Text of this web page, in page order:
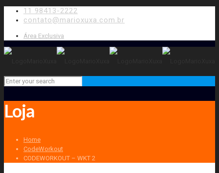
11 98413-2222
contato@marioxuxa.com.br
Área Exclusiva
Loja
Home
CodeWorkout
CODEWORKOUT – WKT 2